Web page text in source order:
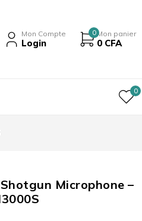
Mon Compte
Login
0 Mon panier
0 CFA
0
Microphone –